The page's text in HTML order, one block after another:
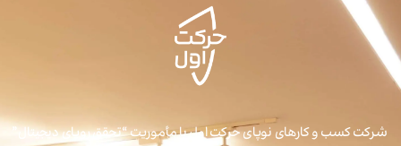
شرکت کسب و کارهای نوپای حرکت اول با مأموریت “تحقق رویای دیجیتال”